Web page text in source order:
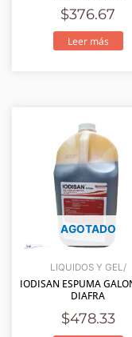
$376.67
Leer más
AGOTADO
LIQUIDOS Y GEL/
IODISAN ESPUMA
DIAFRA
$478.33